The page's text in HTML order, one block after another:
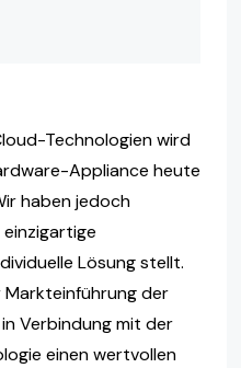
Technologien wird
Appliance heute
haben jedoch
Lösung stellt.
der
Verbindung mit der
einen wertvollen